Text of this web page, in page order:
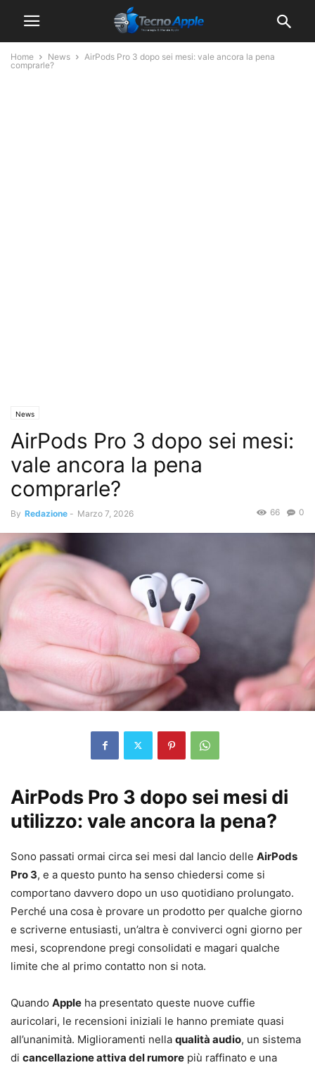
Home News
AirPods Pro 3 dopo sei mesi: vale ancora la pena
comprarle?
News
AirPods Pro 3 dopo sei mesi:
vale ancora la pena
comprarle?
By Redazione - Marzo 7, 2026 0
66
AirPods Pro 3 dopo sei mesi di
utilizzo: vale ancora la pena?
Sono passati ormai circa sei mesi dal lancio delle AirPods
Pro 3, e a questo punto ha senso chiedersi come si
comportano davvero dopo un uso quotidiano prolungato.
Perché una cosa è provare un prodotto per qualche giorno
e scriverne entusiasti, un’altra è conviverci ogni giorno per
mesi, scoprendone pregi consolidati e magari qualche
limite che al primo contatto non si nota.
Quando Apple ha presentato queste nuove cuffie
auricolari, le recensioni iniziali le hanno premiate quasi
all’unanimità. Miglioramenti nella qualità audio, un sistema
di cancellazione attiva del rumore più raffinato e una